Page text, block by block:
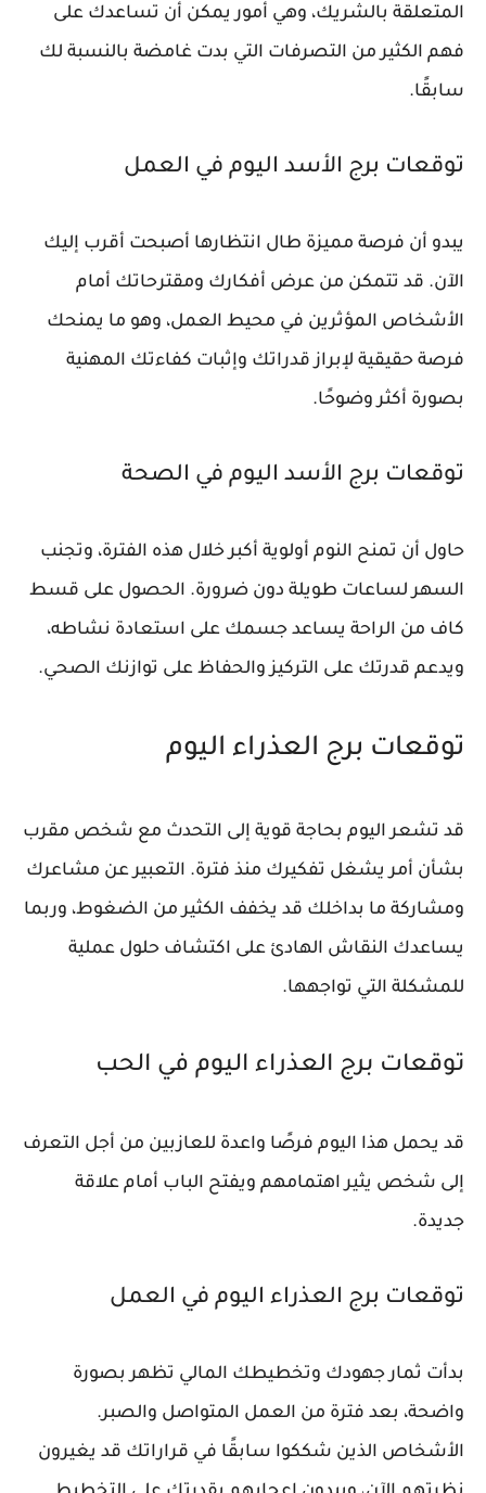
المتعلقة بالشريك، وهي أمور يمكن أن تساعدك على
فهم الكثير من التصرفات التي بدت غامضة بالنسبة لك
سابقًا.
توقعات برج الأسد اليوم في العمل
يبدو أن فرصة مميزة طال انتظارها أصبحت أقرب إليك
الآن. قد تتمكن من عرض أفكارك ومقترحاتك أمام
الأشخاص المؤثرين في محيط العمل، وهو ما يمنحك
فرصة حقيقية لإبراز قدراتك وإثبات كفاءتك المهنية
بصورة أكثر وضوحًا.
توقعات برج الأسد اليوم في الصحة
حاول أن تمنح النوم أولوية أكبر خلال هذه الفترة، وتجنب
السهر لساعات طويلة دون ضرورة. الحصول على قسط
كاف من الراحة يساعد جسمك على استعادة نشاطه،
ويدعم قدرتك على التركيز والحفاظ على توازنك الصحي.
توقعات برج العذراء اليوم
قد تشعر اليوم بحاجة قوية إلى التحدث مع شخص مقرب
بشأن أمر يشغل تفكيرك منذ فترة. التعبير عن مشاعرك
ومشاركة ما بداخلك قد يخفف الكثير من الضغوط، وربما
يساعدك النقاش الهادئ على اكتشاف حلول عملية
للمشكلة التي تواجهها.
توقعات برج العذراء اليوم في الحب
قد يحمل هذا اليوم فرصًا واعدة للعازبين من أجل التعرف
إلى شخص يثير اهتمامهم ويفتح الباب أمام علاقة
جديدة.
توقعات برج العذراء اليوم في العمل
بدأت ثمار جهودك وتخطيطك المالي تظهر بصورة
واضحة، بعد فترة من العمل المتواصل والصبر.
الأشخاص الذين شككوا سابقًا في قراراتك قد يغيرون